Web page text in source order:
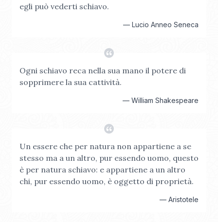
egli può vederti schiavo.
— Lucio Anneo Seneca
Ogni schiavo reca nella sua mano il potere di
sopprimere la sua cattività.
— William Shakespeare
Un essere che per natura non appartiene a se
stesso ma a un altro, pur essendo uomo, questo
è per natura schiavo: e appartiene a un altro
chi, pur essendo uomo, è oggetto di proprietà.
— Aristotele